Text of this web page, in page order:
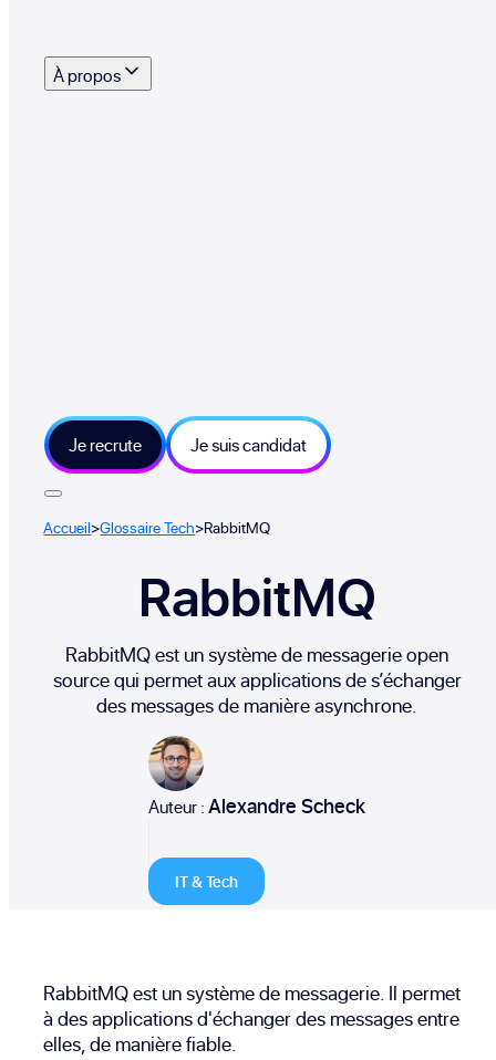
À propos
Je recrute Je suis candidat
Accueil>Glossaire Tech>RabbitMQ
RabbitMQ
RabbitMQ est un système de messagerie open
source qui permet aux applications de s’échanger
des messages de manière asynchrone.
Auteur :Alexandre Scheck
IT & Tech
RabbitMQ est un système de messagerie. Il permet
à des applications d'échanger des messages entre
elles, de manière fiable.